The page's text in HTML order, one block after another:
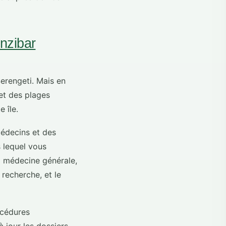
Mais en
des plages
île.
et des
lequel vous
générale,
et le